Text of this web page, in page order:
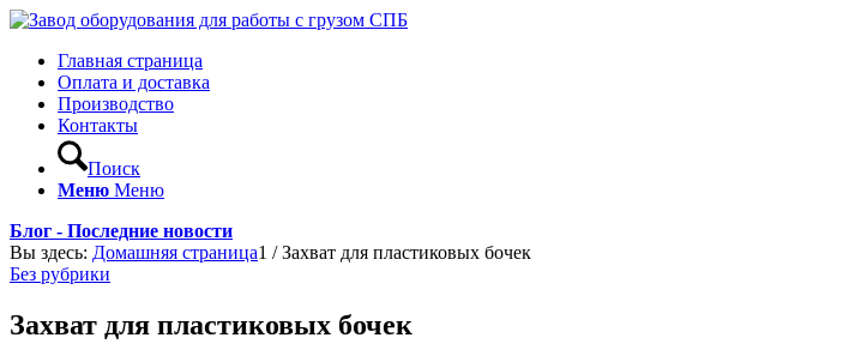
Главная страница
Оплата и доставка
Производство
Контакты
Поиск
Меню Меню
Блог - Последние новости
Вы здесь: Домашняя страница1 / Захват для пластиковых бочек
Без рубрики
Захват для пластиковых бочек